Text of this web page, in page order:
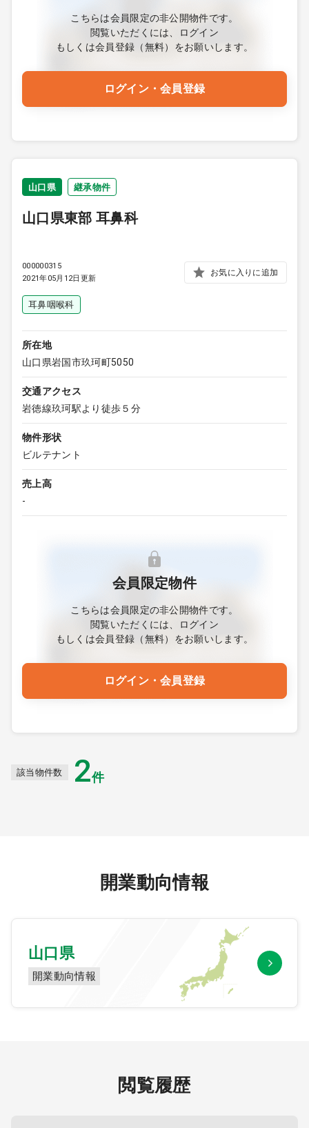
こちらは会員限定の非公開物件です。
閲覧いただくには、ログイン
もしくは会員登録（無料）をお願いします。
ログイン・会員登録
山口県 継承物件
山口県東部 耳鼻科
000000315
2021年05月12日更新
お気に入りに追加
耳鼻咽喉科
所在地
山口県岩国市玖珂町5050
交通アクセス
岩徳線玖珂駅より徒歩５分
物件形状
ビルテナント
売上高
-
会員限定物件
こちらは会員限定の非公開物件です。
閲覧いただくには、ログイン
もしくは会員登録（無料）をお願いします。
ログイン・会員登録
該当物件数 2件
開業動向情報
山口県
開業動向情報
閲覧履歴